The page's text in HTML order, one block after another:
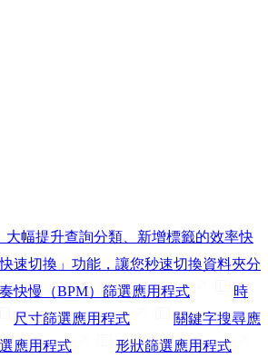
大幅提升查詢分類、新增標籤的效率快
速切換」功能，讓您秒速切換資料夾分
快慢（BPM）篩選應用程式
時
尺寸篩選應用程式 關鍵字搜尋應
應用程式 形狀篩選應用程式